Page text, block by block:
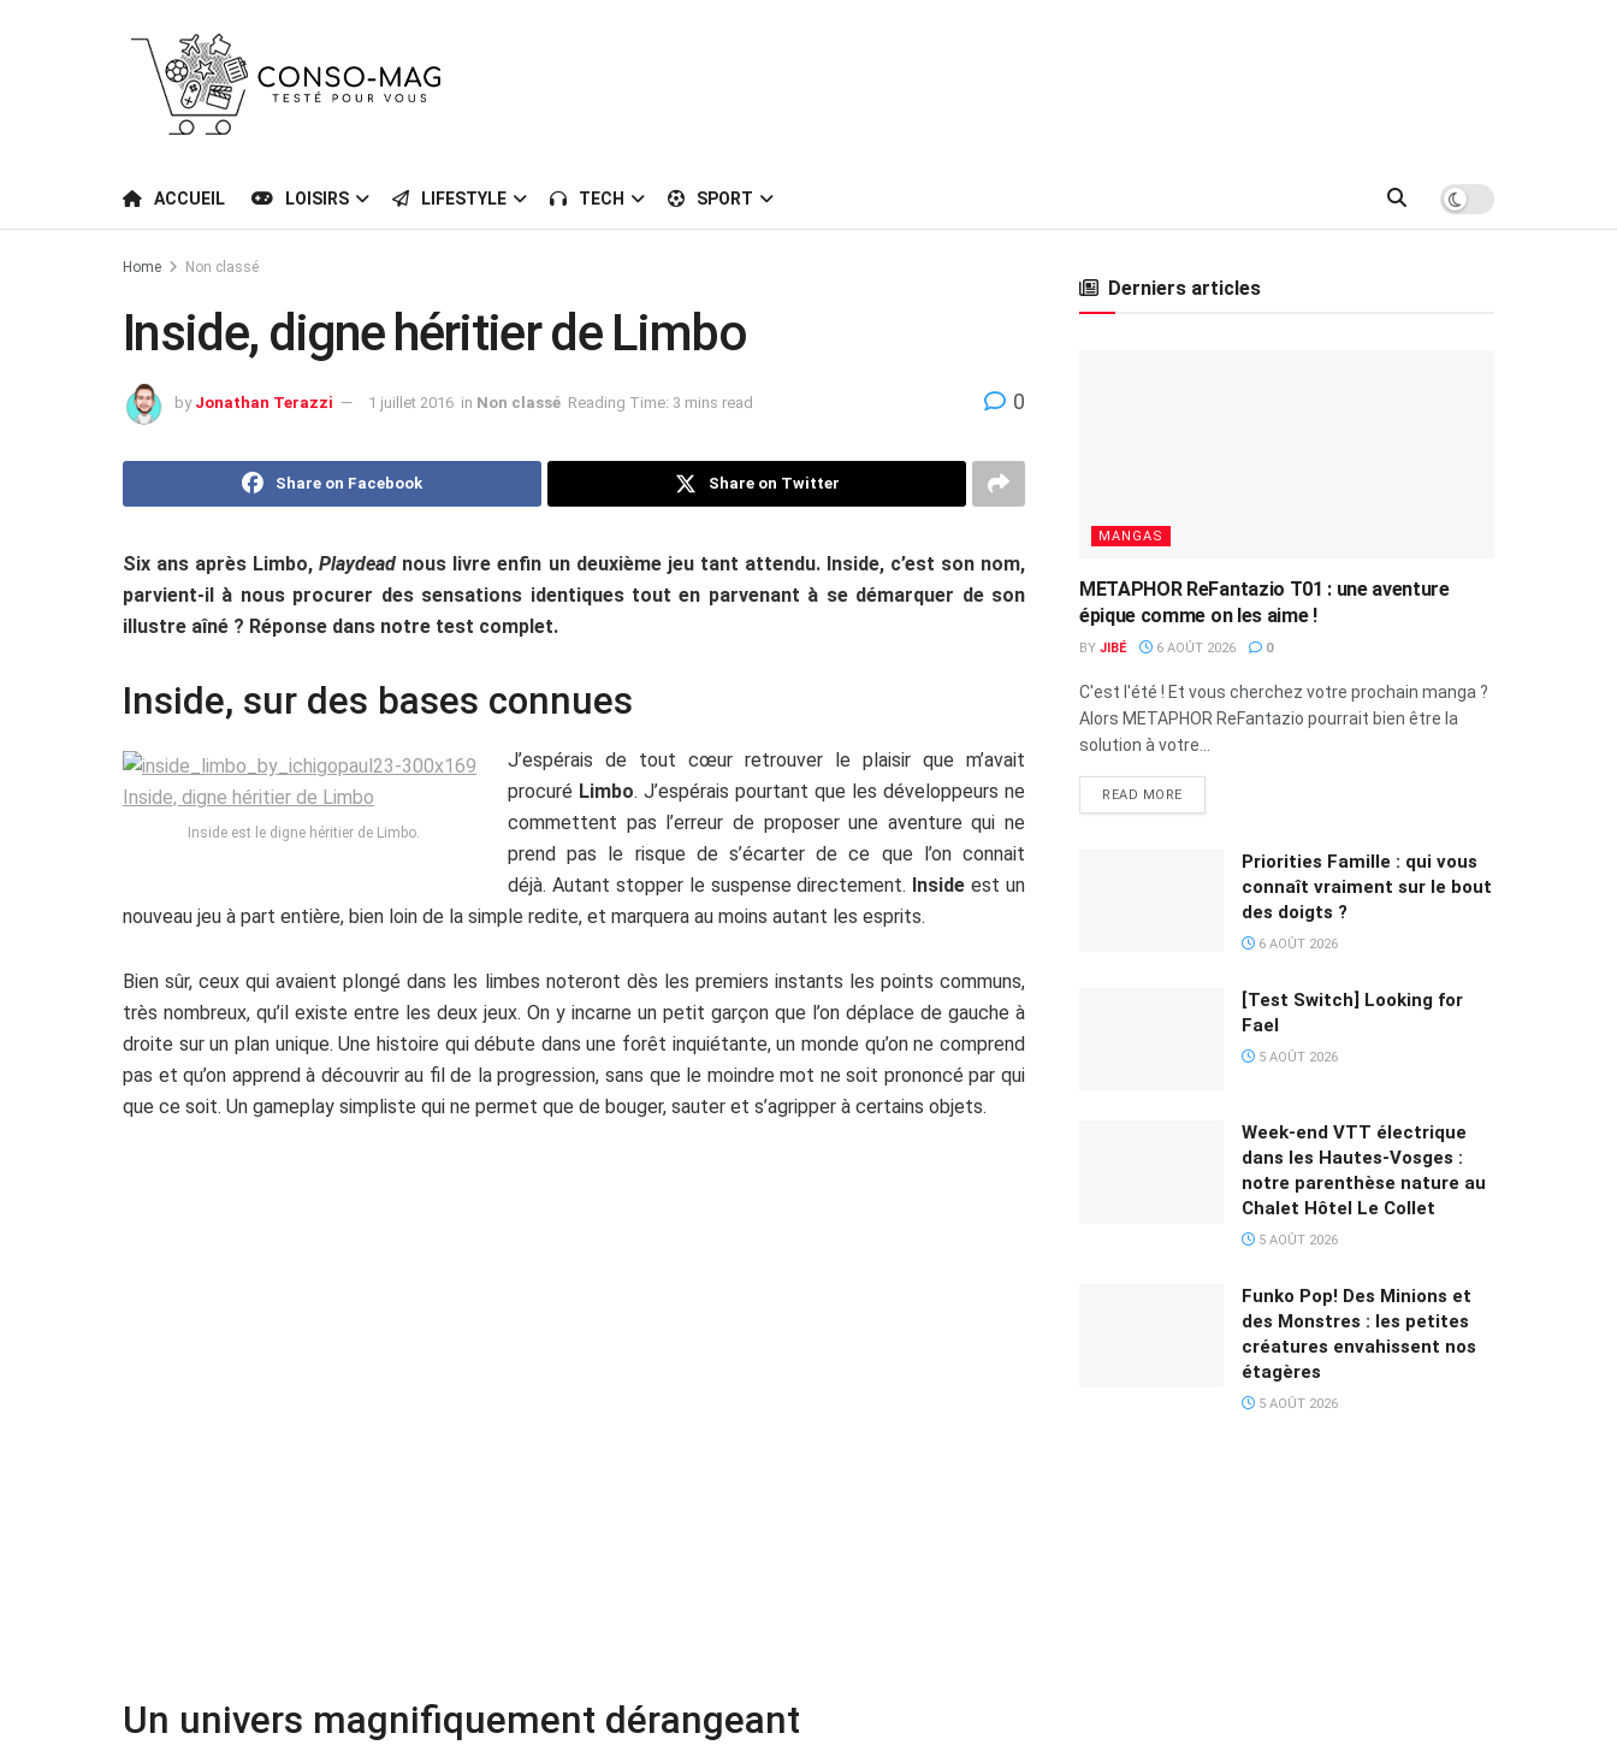
ACCUEIL LOISIRS LIFESTYLE TECH SPORT
Home Non classé
Inside, digne héritier de Limbo
by Jonathan Terazzi 1 juillet 2016 in Non classé Reading Time: 3 mins read 0
Share on Facebook Share on Twitter
Six ans après Limbo,Playdead nous livre enfin un deuxième jeu tant attendu. Inside, c’est son nom,
parvient-il à nous procurer des sensations identiques tout en parvenant à se démarquer de son
illustre aîné ? Réponse dans notre test complet.
Inside, sur des bases connues
Inside est le digne héritier de Limbo.
J’espérais de tout cœur retrouver le plaisir que m’avait
procuré Limbo. J’espérais pourtant que les développeurs ne
commettent pas l’erreur de proposer une aventure qui ne
prend pas le risque de s’écarter de ce que l’on connait
déjà. Autant stopper le suspense directement. Insideest un
nouveau jeu à part entière, bien loin de la simple redite, et marquera au moins autant les esprits.
Bien sûr, ceux qui avaient plongé dans les limbes noteront dès les premiers instants les points communs,
très nombreux, qu’il existe entre les deux jeux. On y incarne un petit garçon que l’on déplace de gauche à
droite sur un plan unique. Une histoire qui débute dans une forêt inquiétante, un monde qu’on ne comprend
pas et qu’on apprend à découvrir au fil de la progression, sans que le moindre mot ne soit prononcé par qui
que ce soit. Un gameplay simpliste qui ne permet que de bouger, sauter et s’agripper à certains objets.
Un univers magnifiquement dérangeant
Derniers articles
MANGAS
METAPHOR ReFantazio T01 : une aventure
épique comme on les aime !
BY JIBÉ 6 AOÛT 2026 0
C'est l'été ! Et vous cherchez votre prochain manga ?
Alors METAPHOR ReFantazio pourrait bien être la
solution à votre...
READ MORE
Priorities Famille : qui vous
connaît vraiment sur le bout
des doigts ?
6 AOÛT 2026
[Test Switch] Looking for
Fael
5 AOÛT 2026
Week-end VTT électrique
dans les Hautes-Vosges :
notre parenthèse nature au
Chalet Hôtel Le Collet
5 AOÛT 2026
Funko Pop! Des Minions et
des Monstres : les petites
créatures envahissent nos
étagères
5 AOÛT 2026